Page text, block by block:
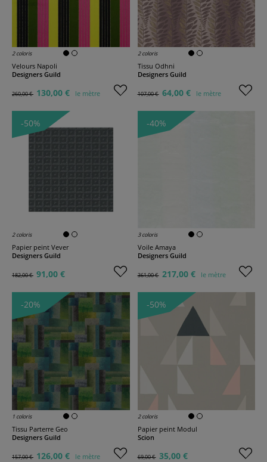
2 coloris
Velours Napoli
Designers Guild
260,00 € 130,00 € le mètre
2 coloris
Tissu Odhni
Designers Guild
107,00 € 64,00 € le mètre
-50%
2 coloris
Papier peint Vever
Designers Guild
182,00 € 91,00 €
-40%
3 coloris
Voile Amaya
Designers Guild
361,00 € 217,00 € le mètre
-20%
1 coloris
Tissu Parterre Geo
Designers Guild
157,00 € 126,00 € le mètre
-50%
2 coloris
Papier peint Modul
Scion
69,00 € 35,00 €